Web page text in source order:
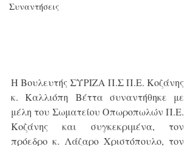
Συναντήσεις
Η Βουλευτής ΣΥΡΙΖΑ Π.Σ Π.Ε. Κοζάνης
κ. Καλλιόπη Βέττα συναντήθηκε με
μέλη του Σωματείου Οπωροπωλών Π.Ε.
Κοζάνης και συγκεκριμένα, τον
πρόεδρο κ. Λάζαρο Χριστόπουλο, τον